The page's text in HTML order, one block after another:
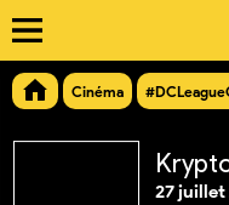
Cinéma
27 juillet